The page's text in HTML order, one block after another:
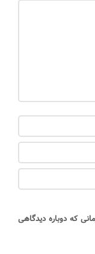
که دوباره دیدگاهی